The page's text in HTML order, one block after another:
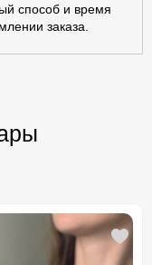
способ и время
заказа.